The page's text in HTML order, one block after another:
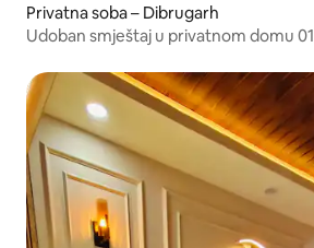
Privatna soba – Dibrugarh
Udoban smještaj u privatnom domu 01